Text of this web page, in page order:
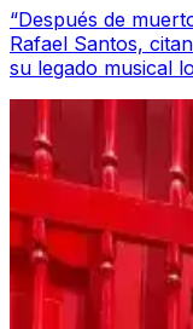
“Después de
Rafael Santos,
su legado musical